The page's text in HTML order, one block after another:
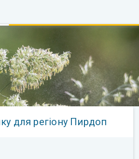
для регіону Пирдоп